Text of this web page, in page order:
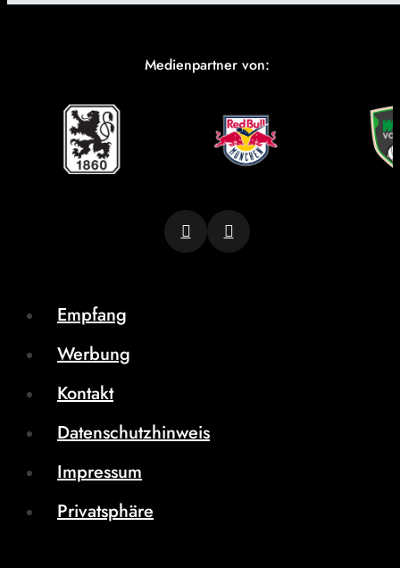
Medienpartner von:
Empfang
Werbung
Kontakt
Datenschutzhinweis
Impressum
Privatsphäre